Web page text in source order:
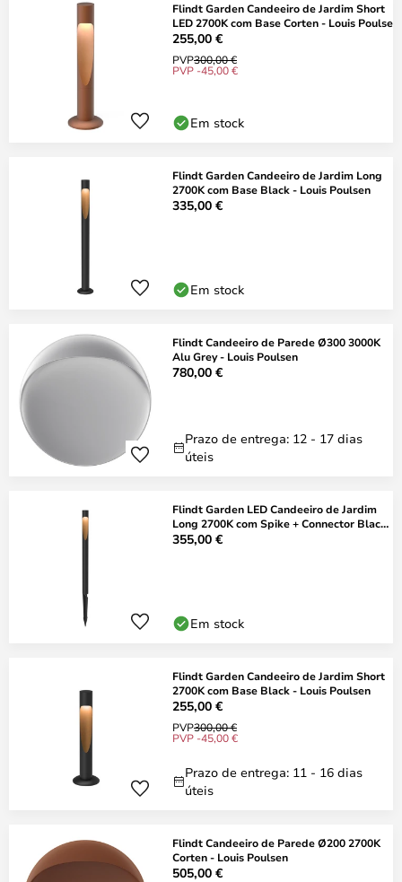
Flindt Garden Candeeiro de Jardim Short
LED 2700K com Base Corten - Louis Poulse
255,00 €
PVP300,00 €
PVP -45,00 €
Em stock
Flindt Garden Candeeiro de Jardim Long
2700K com Base Black - Louis Poulsen
335,00 €
Em stock
Flindt Candeeiro de Parede Ø300 3000K
Alu Grey - Louis Poulsen
780,00 €
Prazo de entrega: 12 - 17 dias
úteis
Flindt Garden LED Candeeiro de Jardim
Long 2700K com Spike + Connector Black
- L
355,00 €
Em stock
Flindt Garden Candeeiro de Jardim Short
2700K com Base Black - Louis Poulsen
255,00 €
PVP300,00 €
PVP -45,00 €
Prazo de entrega: 11 - 16 dias
úteis
Flindt Candeeiro de Parede Ø200 2700K
Corten - Louis Poulsen
505,00 €